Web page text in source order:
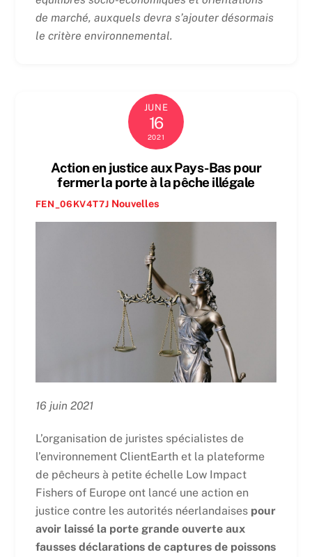
de marché, auxquels devra s’ajouter désormais
le critère environnemental.
JUNE
16
2021
Action en justice aux Pays-Bas pour
fermer la porte à la pêche illégale
FEN_06KV4T7J Nouvelles
16 juin 2021
L’organisation de juristes spécialistes de
l’environnement ClientEarth et la plateforme
de pêcheurs à petite échelle Low Impact
Fishers of Europe ont lancé une action en
justice contre les autorités néerlandaises pour
avoir laissé la porte grande ouverte aux
fausses déclarations de captures de poissons